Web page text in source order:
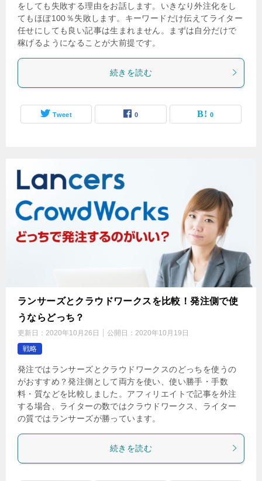
をしても失敗する理由をお話します。いきなり外注化をし
てもほぼ100％失敗します。キーワードだけ伝えてライター
任せにしても良い記事は生まれません。まずは自分だけで
稼げるようになることが大前提です。
続きを読む
Tweet 0 0
ランサーズとクラウドワークスを比較！発注側で使
うならどっち？
更新日： 2020年10月26日 公開日： 2020年10月19日
戦略
発注ではランサーズとクラウドワークスのどっちを使うの
がおすすめ？発注側として両方を使い、使い勝手・手数
料・質などを比較しました。アフィリエイトで記事を外注
する場合、ライターの数ではクラウドワークス、ライター
の質ではランサーズが勝っています。
続きを読む